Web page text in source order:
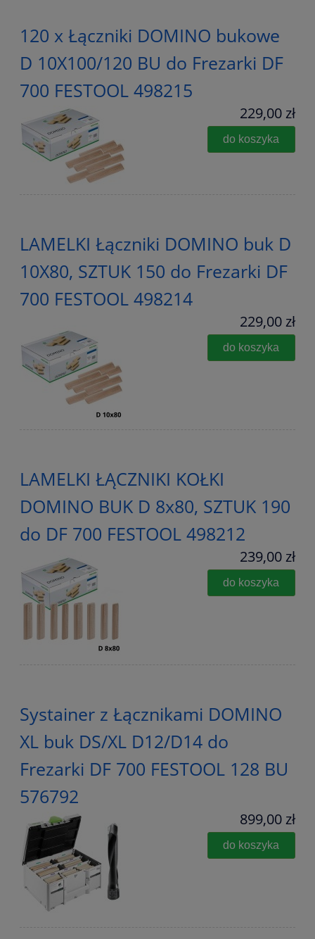
120 x Łączniki DOMINO bukowe
D 10X100/120 BU do Frezarki DF
700 FESTOOL 498215
229,00 zł
do koszyka
LAMELKI Łączniki DOMINO buk D
10X80, SZTUK 150 do Frezarki DF
700 FESTOOL 498214
229,00 zł
do koszyka
LAMELKI ŁĄCZNIKI KOŁKI
DOMINO BUK D 8x80, SZTUK 190
do DF 700 FESTOOL 498212
239,00 zł
do koszyka
Systainer z Łącznikami DOMINO
XL buk DS/XL D12/D14 do
Frezarki DF 700 FESTOOL 128 BU
576792
899,00 zł
do koszyka